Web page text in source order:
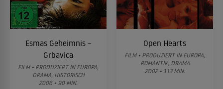
Esmas Geheimnis –
Grbavica
FILM • PRODUZIERT IN EUROPA,
DRAMA, HISTORISCH
2006 • 90 MIN.
Open Hearts
FILM • PRODUZIERT IN EUROPA,
ROMANTIK, DRAMA
2002 • 113 MIN.